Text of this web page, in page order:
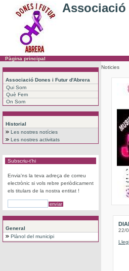
Pàgina principal
Associació Dones i Futur d'Abrera
Qui Som
Què Fem
On Som
Historial
Les nostres notícies
Les nostres activitats
Subscriu-t'hi
Envia'ns la teva adreça de correu
electrònic si vols rebre periòdicament
els titulars de la nostra entitat !
General
Plànol del municipi
Noticies
22/